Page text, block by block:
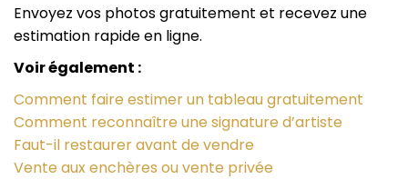
Envoyez vos photos gratuitement et recevez une
estimation rapide en ligne.
Voir également :
Comment faire estimer un tableau gratuitement
Comment reconnaître une signature d’artiste
Faut-il restaurer avant de vendre
Vente aux enchères ou vente privée